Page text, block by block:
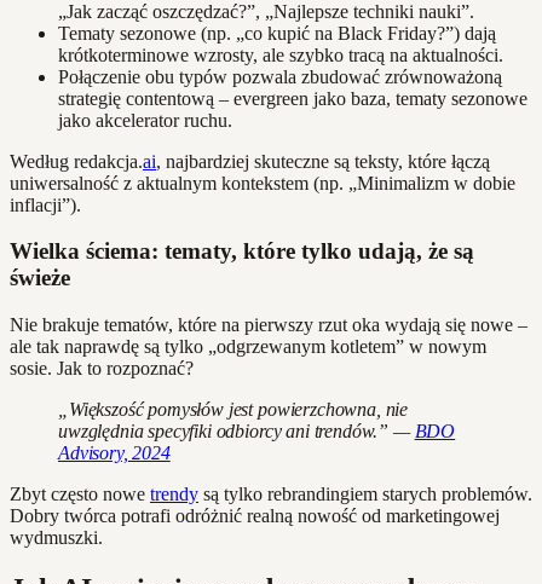
„Jak zacząć oszczędzać?”, „Najlepsze techniki nauki”.
Tematy sezonowe (np. „co kupić na Black Friday?”) dają
krótkoterminowe wzrosty, ale szybko tracą na aktualności.
Połączenie obu typów pozwala zbudować zrównoważoną
strategię contentową – evergreen jako baza, tematy sezonowe
jako akcelerator ruchu.
Według redakcja.ai, najbardziej skuteczne są teksty, które łączą
uniwersalność z aktualnym kontekstem (np. „Minimalizm w dobie
inflacji”).
Wielka ściema: tematy, które tylko udają, że są
świeże
Nie brakuje tematów, które na pierwszy rzut oka wydają się nowe –
ale tak naprawdę są tylko „odgrzewanym kotletem” w nowym
sosie. Jak to rozpoznać?
„Większość pomysłów jest powierzchowna, nie
uwzględnia specyfiki odbiorcy ani trendów.” — BDO
Advisory, 2024
Zbyt często nowe trendy są tylko rebrandingiem starych problemów.
Dobry twórca potrafi odróżnić realną nowość od marketingowej
wydmuszki.